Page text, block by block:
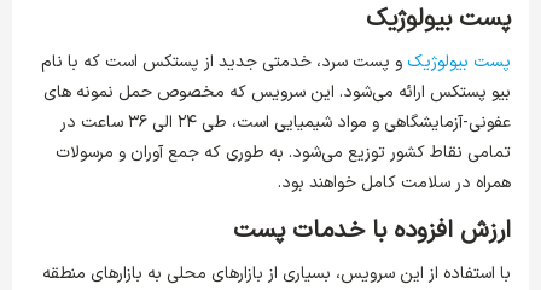
پست بیولوژیک
پست بیولوژیک و پست سرد، خدمتی جدید از پستکس است که با نام
بیو پستکس ارائه می‌شود. این سرویس که مخصوص حمل نمونه های
عفونی-آزمایشگاهی و مواد شیمیایی است، طی ۲۴ الی ۳۶ ساعت در
تمامی نقاط کشور توزیع می‌شود. به طوری که جمع آوران و مرسولات
همراه در سلامت کامل خواهند بود.
ارزش افزوده با خدمات پست
با استفاده از این سرویس، بسیاری از بازارهای محلی به بازارهای منطقه